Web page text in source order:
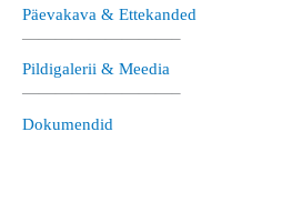
Päevakava & Ettekanded
—————————–
Pildigalerii & Meedia
—————————–
Dokumendid